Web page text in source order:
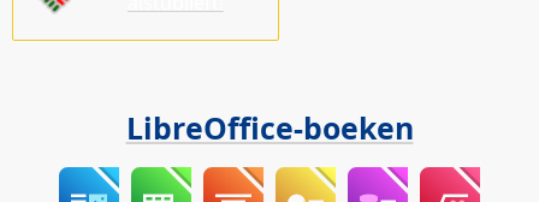
LibreOffice-boeken